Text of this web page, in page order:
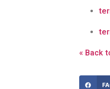
« Back